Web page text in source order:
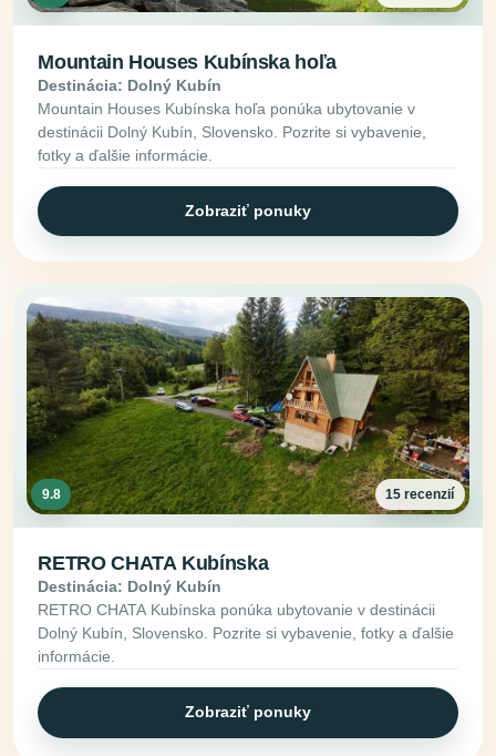
Mountain Houses Kubínska hoľa
Destinácia: Dolný Kubín
Mountain Houses Kubínska hoľa ponúka ubytovanie v
destinácii Dolný Kubín, Slovensko. Pozrite si vybavenie,
fotky a ďalšie informácie.
Zobraziť ponuky
9.8 15 recenzií
RETRO CHATA Kubínska
Destinácia: Dolný Kubín
RETRO CHATA Kubínska ponúka ubytovanie v destinácii
Dolný Kubín, Slovensko. Pozrite si vybavenie, fotky a ďalšie
informácie.
Zobraziť ponuky